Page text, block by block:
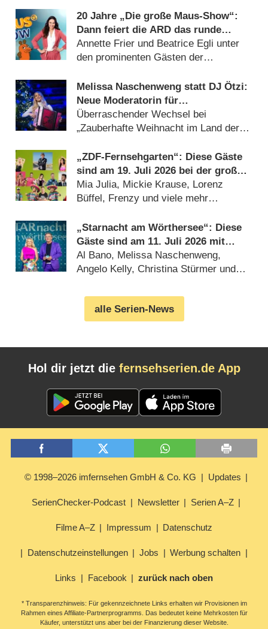
20 Jahre „Die große Maus-Show“:
Dann feiert die ARD das runde
Jubiläum
Annette Frier und Beatrice Egli unter
den prominenten Gästen der
Melissa Naschenweng statt DJ Ötzi:
Neue Moderatorin für
Weihnachtsshow von ORF und BR
Überraschender Wechsel bei
„Zauberhafte Weihnacht im Land der
„ZDF-Fernsehgarten“: Diese Gäste
sind am 19. Juli 2026 bei der großen
Mallorca-Party dabei
Mia Julia, Mickie Krause, Lorenz
Büffel, Frenzy und viele mehr
„Starnacht am Wörthersee“: Diese
Gäste sind am 11. Juli 2026 mit
dabei
Al Bano, Melissa Naschenweng,
Angelo Kelly, Christina Stürmer und
alle Serien-News
Hol dir jetzt die fernsehserien.de App
© 1998–2026 imfernsehen GmbH & Co. KG Updates
SerienChecker-Podcast Newsletter Serien A–Z
Filme A–Z Impressum Datenschutz
Datenschutzeinstellungen Jobs Werbung schalten
Links Facebook zurück nach oben
* Transparenzhinweis: Für gekennzeichnete Links erhalten wir Provisionen im
Rahmen eines Affiliate-Partnerprogramms. Das bedeutet keine Mehrkosten für
Käufer, unterstützt uns aber bei der Finanzierung dieser Website.